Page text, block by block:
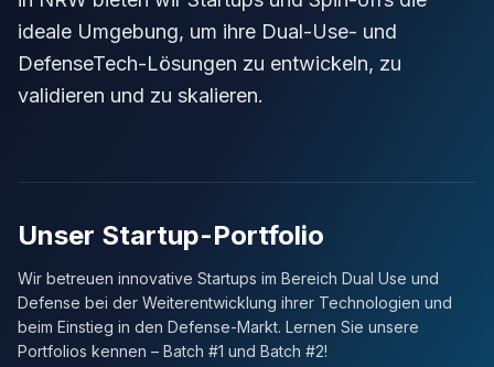
ideale Umgebung, um ihre Dual-Use- und
DefenseTech-Lösungen zu entwickeln, zu
validieren und zu skalieren.
Unser Startup-Portfolio
Wir betreuen innovative Startups im Bereich Dual Use und
Defense bei der Weiterentwicklung ihrer Technologien und
beim Einstieg in den Defense-Markt. Lernen Sie unsere
Portfolios kennen – Batch #1 und Batch #2!